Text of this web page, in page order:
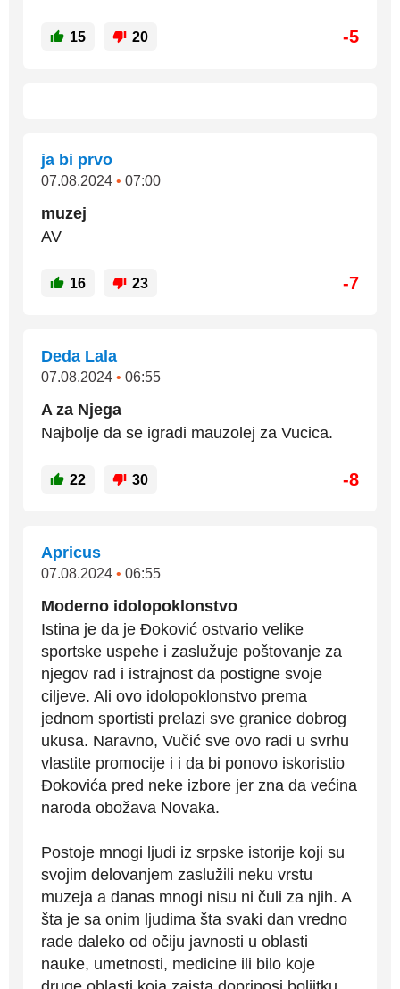
15 20 -5
ja bi prvo
07.08.2024 • 07:00
muzej
AV
16 23 -7
Deda Lala
07.08.2024 • 06:55
A za Njega
Najbolje da se igradi mauzolej za Vucica.
22 30 -8
Apricus
07.08.2024 • 06:55
Moderno idolopoklonstvo
Istina je da je Đoković ostvario velike
sportske uspehe i zaslužuje poštovanje za
njegov rad i istrajnost da postigne svoje
ciljeve. Ali ovo idolopoklonstvo prema
jednom sportisti prelazi sve granice dobrog
ukusa. Naravno, Vučić sve ovo radi u svrhu
vlastite promocije i i da bi ponovo iskoristio
Đokovića pred neke izbore jer zna da većina
naroda obožava Novaka.
Postoje mnogi ljudi iz srpske istorije koji su
svojim delovanjem zaslužili neku vrstu
muzeja a danas mnogi nisu ni čuli za njih. A
šta je sa onim ljudima šta svaki dan vredno
rade daleko od očiju javnosti u oblasti
nauke, umetnosti, medicine ili bilo koje